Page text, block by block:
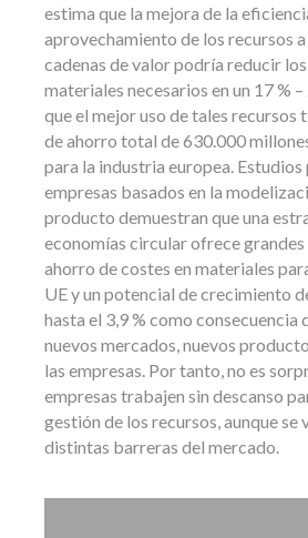
estima que la mejora de la
aprovechamiento de los recursos
cadenas de valor podría reducir
materiales necesarios en un 17 %
que el mejor uso de tales recursos
de ahorro total de 630.000
para la industria europea.
empresas basados en la
producto demuestran que una
economías circular ofrece
ahorro de costes en materiales
UE y un potencial de crecimiento
hasta el 3,9 % como consecuencia
nuevos mercados, nuevos
las empresas. Por tanto, no es
empresas trabajen sin descanso
gestión de los recursos, aunque se
distintas barreras del mercado.